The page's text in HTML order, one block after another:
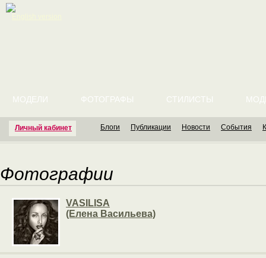
Личный кабинет
МОДЕЛИ ФОТОГРАФЫ СТИЛИСТЫ
Блоги Публикации Новости События
Фотографии
VASILISA
(Елена Васильева)